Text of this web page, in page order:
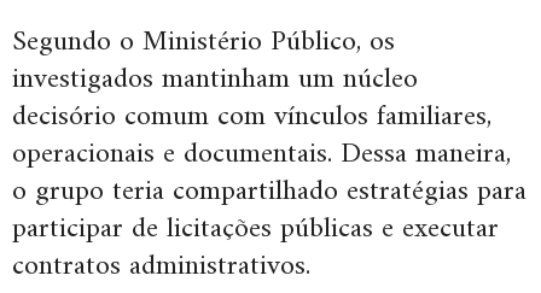
Segundo o Ministério Público, os
investigados mantinham um núcleo
decisório comum com vínculos familiares,
operacionais e documentais. Dessa maneira,
o grupo teria compartilhado estratégias para
participar de licitações públicas e executar
contratos administrativos.